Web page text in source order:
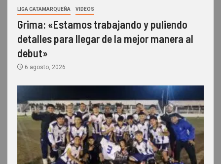
LIGA CATAMARQUEÑA VIDEOS
Grima: «Estamos trabajando y puliendo
detalles para llegar de la mejor manera al
debut»
6 agosto, 2026